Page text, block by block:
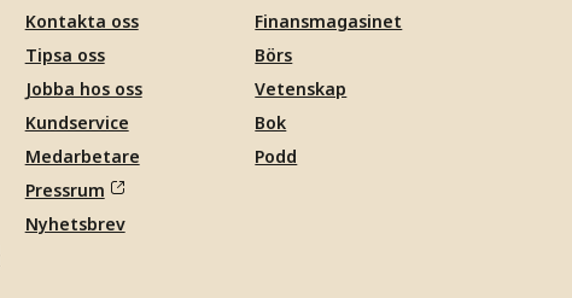
Kontakta oss
Tipsa oss
Jobba hos oss
Kundservice
Medarbetare
Pressrum
Nyhetsbrev
Finansmagasinet
Börs
Vetenskap
Bok
Podd